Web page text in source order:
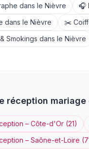
dans le Nièvre 🎧
dans le Nièvre ✂️
Smokings dans le Nièvre
réception
– Côte-d'Or (21)
– Saône-et-Loire (